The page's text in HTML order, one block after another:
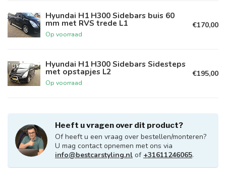
Hyundai H1 H300 Sidebars buis 60
mm met RVS trede L1
Op voorraad
€170,00
Hyundai H1 H300 Sidebars Sidesteps
met opstapjes L2
Op voorraad
€195,00
Heeft u vragen over dit product?
Of heeft u een vraag over bestellen/monteren?
U mag contact opnemen met ons via
info@bestcarstyling.nl of +31611246065.